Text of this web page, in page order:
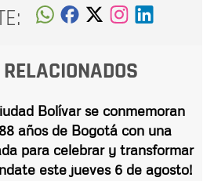
Bolívar se conmemoran
años de Bogotá con una
para celebrar y transformar
este jueves 6 de agosto!